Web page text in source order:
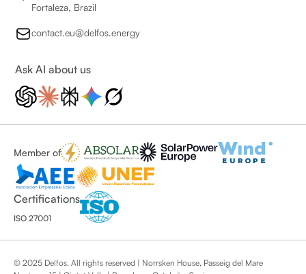
Fortaleza, Brazil
contact.eu@delfos.energy
Ask AI about us
Member of
Certifications
ISO 27001
© 2025 Delfos. All rights reserved | Norrsken House, Passeig del Mare